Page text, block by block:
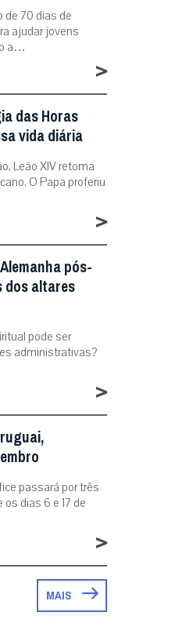
de 70 dias de
ajudar jovens
a…
>
das Horas
vida diária
Leão XIV retoma
O Papa proferiu
>
pós-
dos altares
pode ser
administrativas?
>
passará por três
dias 6 e 17 de
>
MAIS